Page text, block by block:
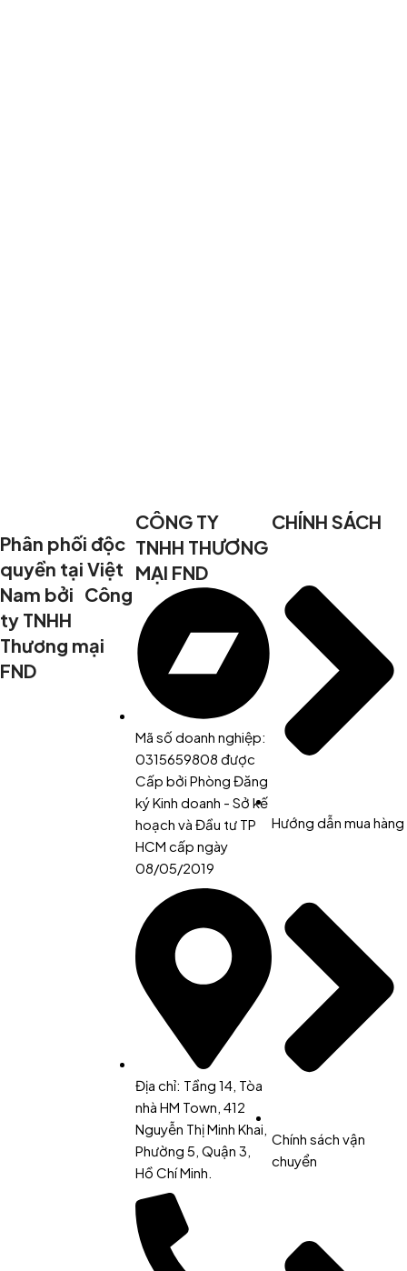
Phân phối độc
quyền tại Việt
Nam bởi Công
ty TNHH
Thương mại
FND
CÔNG TY
TNHH THƯƠNG
MẠI FND
Mã số doanh nghiệp:
0315659808 được
Cấp bởi Phòng Đăng
ký Kinh doanh - Sở kế
hoạch và Đầu tư TP
HCM cấp ngày
08/05/2019
Địa chỉ: Tầng 14, Tòa
nhà HM Town, 412
Nguyễn Thị Minh Khai,
Phường 5, Quận 3,
Hồ Chí Minh.
CHÍNH SÁCH
Hướng dẫn mua hàng
Chính sách vận
chuyển